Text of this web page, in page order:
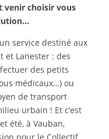
venir choisir vous
service destiné aux
et Lanester : des
des petits
médicaux…) ou
de transport
urbain ! Et c’est
été, à Vauban,